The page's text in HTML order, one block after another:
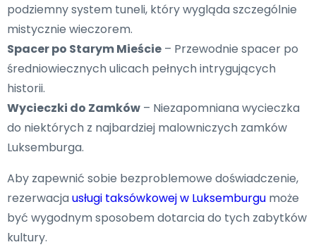
podziemny system tuneli, który wygląda szczególnie
mistycznie wieczorem.
Spacer po Starym Mieście – Przewodnie spacer po
średniowiecznych ulicach pełnych intrygujących
historii.
Wycieczki do Zamków – Niezapomniana wycieczka
do niektórych z najbardziej malowniczych zamków
Luksemburga.
Aby zapewnić sobie bezproblemowe doświadczenie,
rezerwacjausługi taksówkowej w Luksemburgu może
być wygodnym sposobem dotarcia do tych zabytków
kultury.